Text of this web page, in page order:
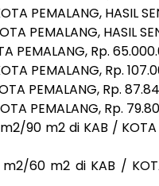
PEMALANG, HASIL
PEMALANG, HASIL
PEMALANG, Rp.
PEMALANG, Rp.
PEMALANG, Rp.
PEMALANG, Rp.
90 m2 di KAB / KOTA
60 m2 di KAB /